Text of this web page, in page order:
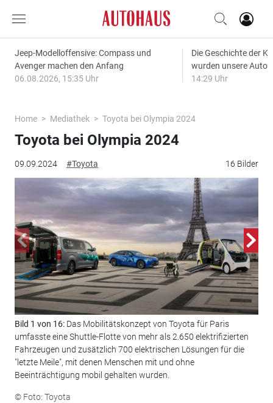
Jeep-Modelloffensive: Compass und
Avenger machen den Anfang
06.08.2026, 15:35 Uhr
Die Geschichte der
wurden unsere
14:29 Uhr
Home Mediathek Toyota bei Olympia 2024
09.09.2024 #Toyota 16 Bilder
Toyota bei Olympia 2024
Bild 1 von 16: Das Mobilitätskonzept von Toyota für Paris
umfasste eine Shuttle-Flotte von mehr als 2.650 elektrifizierten
Fahrzeugen und zusätzlich 700 elektrischen Lösungen für die
"letzte Meile", mit denen Menschen mit und ohne
Beeinträchtigung mobil gehalten wurden.
© Foto: Toyota